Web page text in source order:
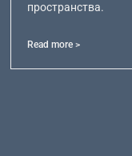
пространства.
Read more >